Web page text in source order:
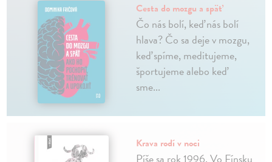
Cesta do mozgu a späť
Čo nás bolí, keď nás bolí
hlava? Čo sa deje v mozgu,
keď spíme, meditujeme,
športujeme alebo keď
sme...
Krava rodí v noci
Píše sa rok 1996. Vo Fínsku